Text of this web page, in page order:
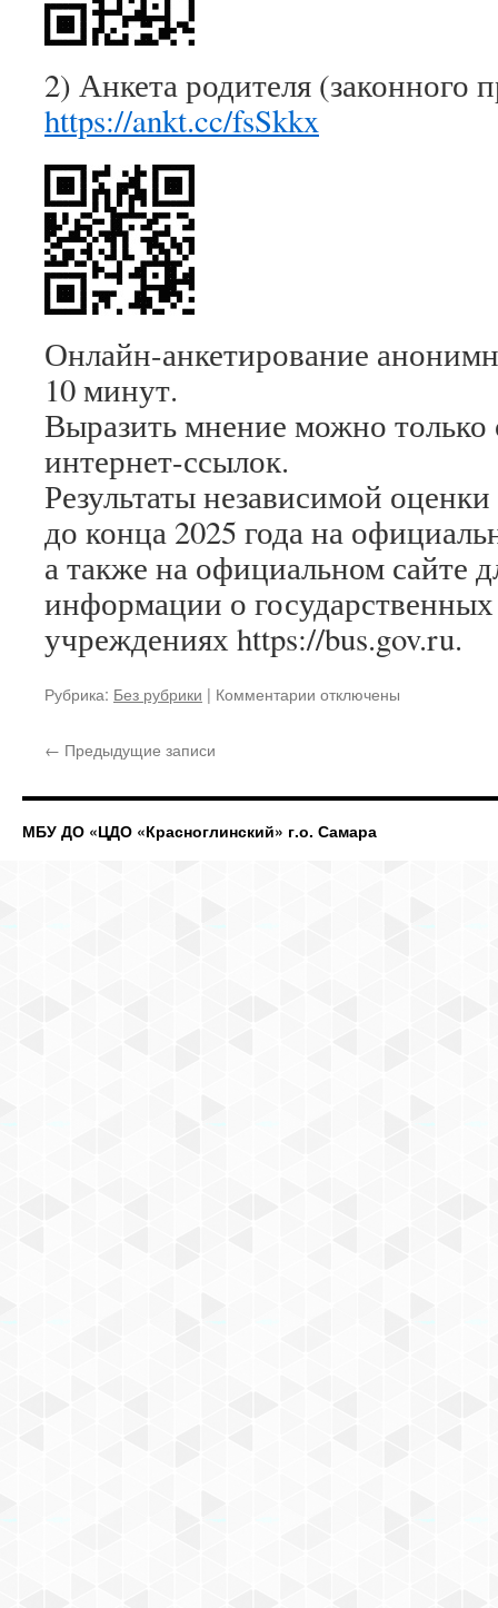
2) Анкета родителя (законного
https://ankt.cc/fsSkkx
Онлайн-анкетирование
10 минут.
Выразить мнение можно только
интернет-ссылок.
Результаты независимой
до конца 2025 года на
а также на официальном сайте
информации о
учреждениях https://bus.gov.ru.
Рубрика: Без рубрики | Комментарии к
в
независимой
оценке
отключены
← Предыдущие записи
МБУ ДО «ЦДО «Красноглинский» г.о. Самара